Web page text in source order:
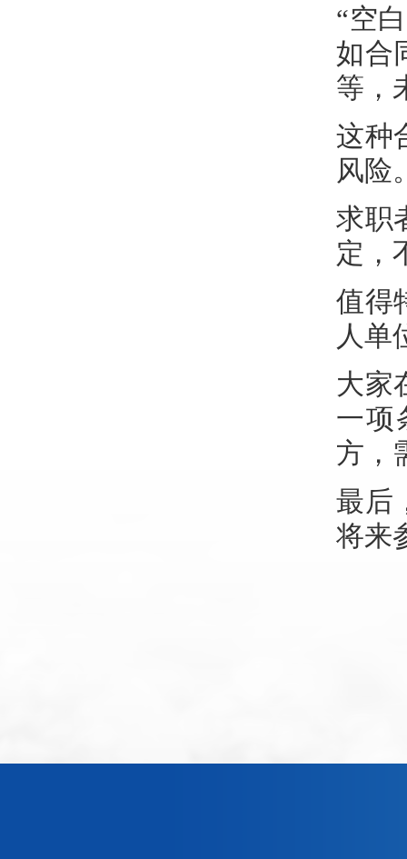
“空
如合
等，
这种
风险
求职
定，
值得
人单
大家
一项
方，
最后
将来